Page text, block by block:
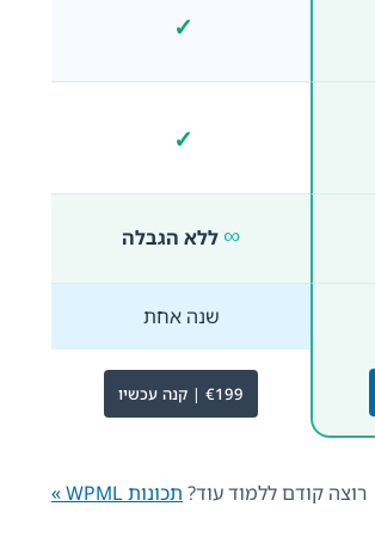
✓
✓
∞ללא הגבלה
שנה אחת
€199 | קנה עכשיו
רוצה קודם ללמוד עוד? תכונות WPML »